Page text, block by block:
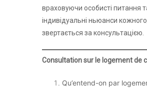
враховуючи особисті питання
індивідуальні ньюанси
звертається за консультацією.
Consultation sur le logement de
Qu’entend-on par